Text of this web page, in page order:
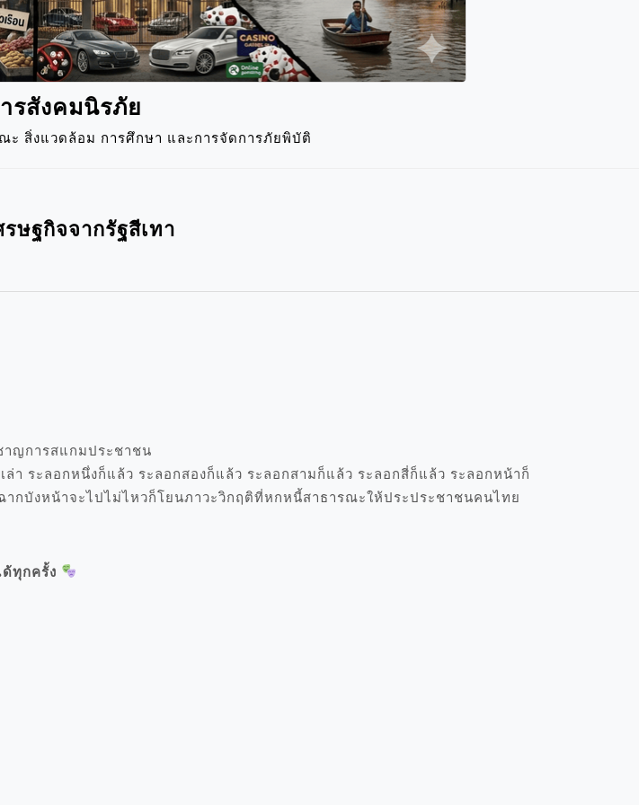
รสังคมนิรภัย
ะ สิ่งแวดล้อม การศึกษา และการจัดการภัยพิบัติ
ษฐกิจจากรัฐสีเทา
าญการสแกมประชาชน
า ระลอกหนึ่งก็แล้ว ระลอกสองก็แล้ว ระลอกสามก็แล้ว ระลอกสี่ก็แล้ว ระลอกหน้าก็
กบังหน้าจะไปไม่ไหวก็โยนภาวะวิกฤติที่หกหนี้สาธารณะให้ประประชาชนคนไทย
ด้ทุกครั้ง